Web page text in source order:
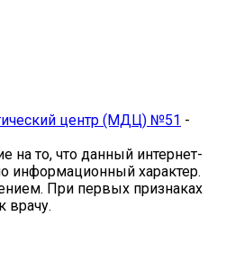
центр (МДЦ) №51 -
то, что данный интернет-
информационный характер.
При первых признаках
врачу.